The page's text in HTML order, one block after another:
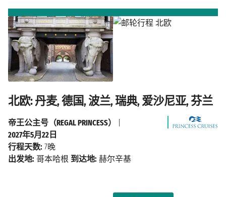
北欧: 丹麦, 德国, 波兰, 瑞典, 爱沙尼亚, 芬兰
帝王公主号（REGAL PRINCESS）
2027年5月22日
行程天数: 7晚
出发地: 哥本哈根 到达地: 赫尔辛基